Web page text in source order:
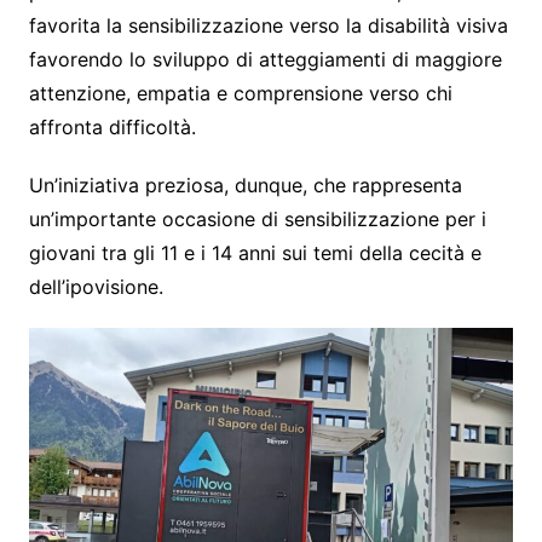
favorita la sensibilizzazione verso la disabilità visiva
favorendo lo sviluppo di atteggiamenti di maggiore
attenzione, empatia e comprensione verso chi
affronta difficoltà.
Un’iniziativa preziosa, dunque, che rappresenta
un’importante occasione di sensibilizzazione per i
giovani tra gli 11 e i 14 anni sui temi della cecità e
dell’ipovisione.